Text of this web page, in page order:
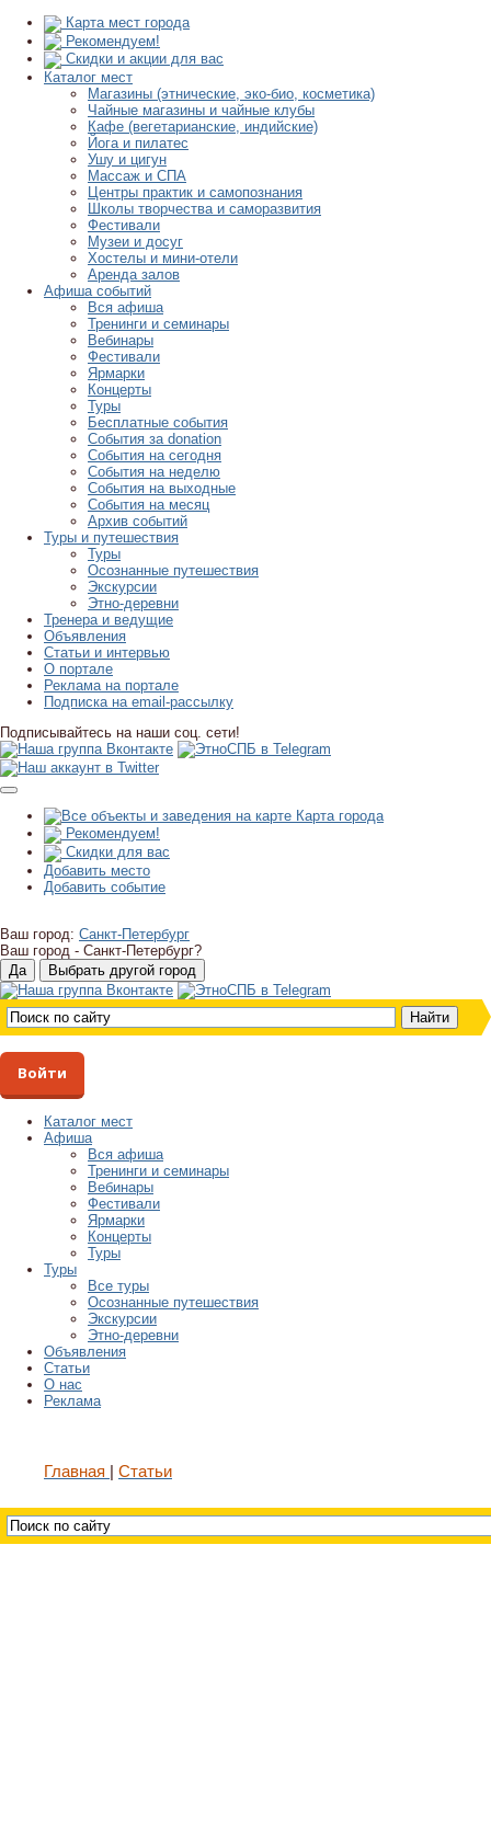
Карта мест города
Рекомендуем!
Скидки и акции для вас
Каталог мест
Магазины (этнические, эко-био, косметика)
Чайные магазины и чайные клубы
Кафе (вегетарианские, индийские)
Йога и пилатес
Ушу и цигун
Массаж и СПА
Центры практик и самопознания
Школы творчества и саморазвития
Фестивали
Музеи и досуг
Хостелы и мини-отели
Аренда залов
Афиша событий
Вся афиша
Тренинги и семинары
Вебинары
Фестивали
Ярмарки
Концерты
Туры
Бесплатные события
События за donation
События на сегодня
События на неделю
События на выходные
События на месяц
Архив событий
Туры и путешествия
Туры
Осознанные путешествия
Экскурсии
Этно-деревни
Тренера и ведущие
Объявления
Статьи и интервью
О портале
Реклама на портале
Подписка на email-рассылку
Подписывайтесь на наши соц. сети!
Карта города
Рекомендуем!
Скидки для вас
Добавить место
Добавить событие
Ваш город: Санкт-Петербург
Ваш город - Санкт-Петербург?
Войти
Каталог мест
Афиша
Вся афиша
Тренинги и семинары
Вебинары
Фестивали
Ярмарки
Концерты
Туры
Туры
Все туры
Осознанные путешествия
Экскурсии
Этно-деревни
Объявления
Статьи
О нас
Реклама
Главная Статьи